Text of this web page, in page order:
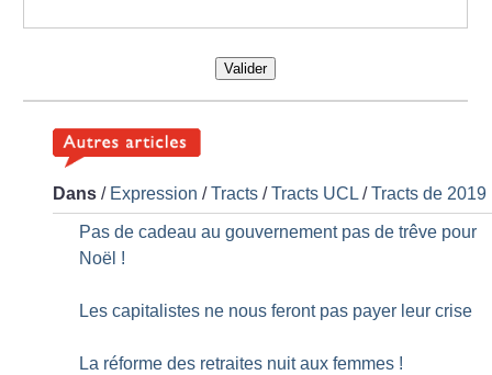
Valider
Dans / Expression /Tracts /Tracts UCL /Tracts de 2019
Pas de cadeau au gouvernement pas de trêve pour
Noël !
Les capitalistes ne nous feront pas payer leur crise
La réforme des retraites nuit aux femmes !